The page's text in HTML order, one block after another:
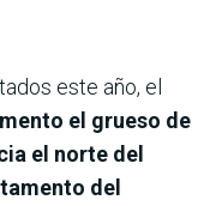
este año, el
el grueso de
el norte del
del